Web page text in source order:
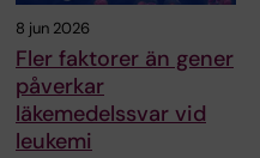
8 jun 2026
Fler faktorer än gener
påverkar
läkemedelssvar vid
leukemi